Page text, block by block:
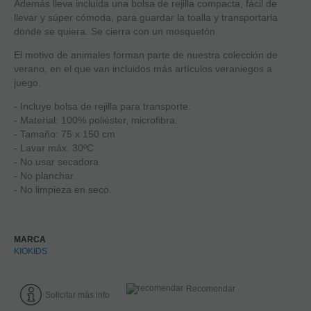
Además lleva incluida una bolsa de rejilla compacta, fácil de
llevar y súper cómoda, para guardar la toalla y transportarla
donde se quiera. Se cierra con un mosquetón.
El motivo de animales forman parte de nuestra colección de
verano, en el que van incluidos más artículos veraniegos a
juego.
- Incluye bolsa de rejilla para transporte.
- Material: 100% poliéster, microfibra.
- Tamaño: 75 x 150 cm
- Lavar máx. 30ºC
- No usar secadora.
- No planchar.
- No limpieza en seco.
MARCA
KIOKIDS
Solicitar más info
Recomendar